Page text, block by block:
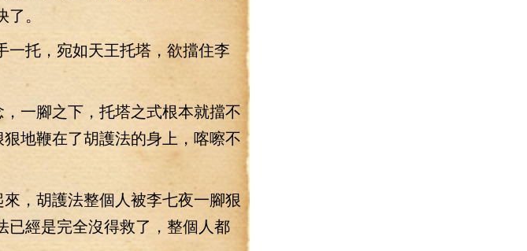
。
托，宛如天王托塔，欲擋住李
腳之下，托塔之式根本就擋不
地鞭在了胡護法的身上，喀嚓不
胡護法整個人被李七夜一腳狠
已經是完全沒得救了，整個人都